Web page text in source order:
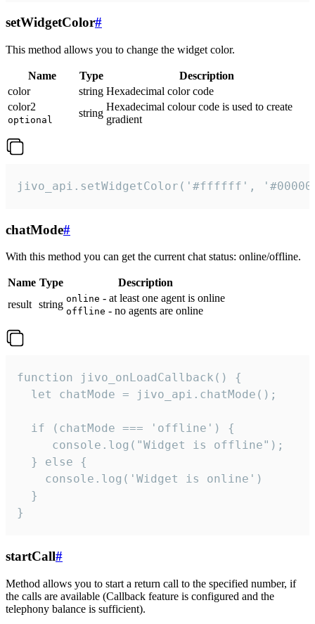
setWidgetColor#
This method allows you to change the widget color.
Name Type
Description
color
string Hexadecimal color code
color2
optional
string
Hexadecimal colour code is used to create
gradient
jivo_api.setWidgetColor('#ffffff',
chatMode#
With this method you can get the current chat status: online/offline.
Name Type
Description
result string online - at least one agent is online
offline - no agents are online
function jivo_onLoadCallback() {
  let chatMode = jivo_api.chatMode();
  if (chatMode === 'offline') {
     console.log("Widget is offline");
  } else {
    console.log('Widget is online')
  }
}
startCall#
Method allows you to start a return call to the specified number, if
the calls are available (Callback feature is configured and the
telephony balance is sufficient).